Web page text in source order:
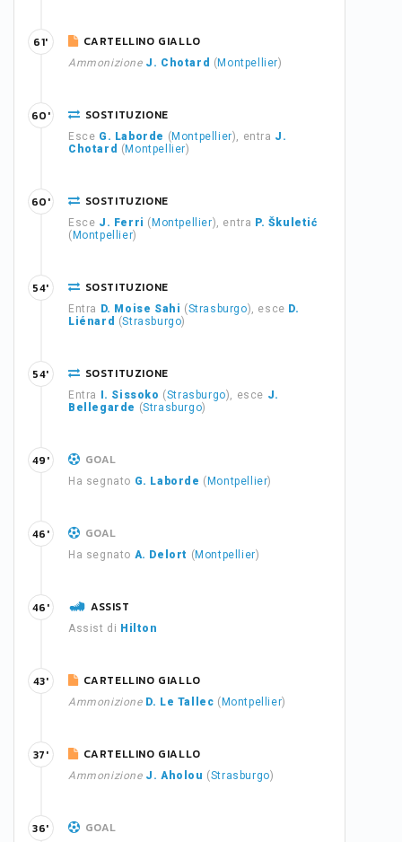
CARTELLINO GIALLO
Ammonizione J. Chotard ( Montpellier)
61'
SOSTITUZIONE
Esce G. Laborde ( Montpellier), entra J.
Chotard ( Montpellier)
60'
SOSTITUZIONE
Esce J. Ferri ( Montpellier), entra P. Škuletić
( Montpellier)
60'
SOSTITUZIONE
Entra D. Moise Sahi (Strasburgo), esce D.
Liénard (Strasburgo)
54'
SOSTITUZIONE
Entra I. Sissoko (Strasburgo), esce J.
Bellegarde (Strasburgo)
54'
GOAL
Ha segnato G. Laborde ( Montpellier)
49'
GOAL
Ha segnato A. Delort ( Montpellier)
46'
ASSIST
Assist di Hilton
46'
CARTELLINO GIALLO
Ammonizione D. Le Tallec ( Montpellier)
43'
CARTELLINO GIALLO
Ammonizione J. Aholou (Strasburgo)
37'
GOAL
36'